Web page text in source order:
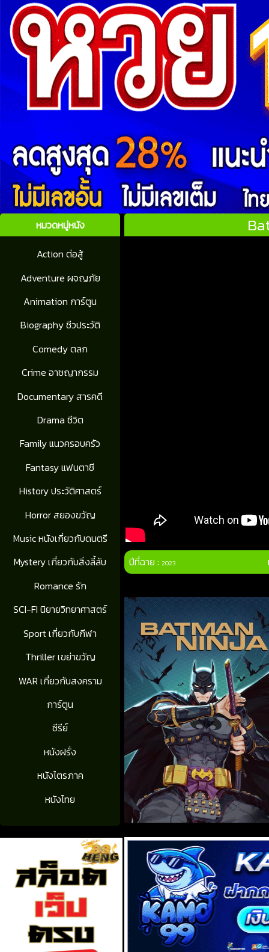
หมวดหมู่หนัง
Action ต่อสู้
Adventure ผจญภัย
Animation การ์ตูน
Biography ชีวประวัติ
Comedy ตลก
Crime อาชญากรรม
Documentary สารคดี
Drama ชีวิต
Family แนวครอบครัว
Fantasy แฟนตาซี
History ประวัติศาสตร์
Horror สยองขวัญ
Music หนังเกี่ยวกับดนตรี
Mystery เกี่ยวกับสิ่งลี้ลับ
Romance รัก
SCI-FI นิยายวิทยาศาสตร์
Sport เกี่ยวกับกีฬา
Thriller เขย่าขวัญ
WAR เกี่ยวกับสงคราม
การ์ตูน
ซีรีย์
หนังฝรั่ง
หนังไตรภาค
หนังไทย
ปีที่ฉาย :2023